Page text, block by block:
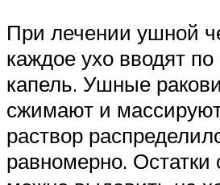
При лечении ушной
каждое ухо вводят
капель. Ушные
сжимают и
раствор
равномерно. Остатки